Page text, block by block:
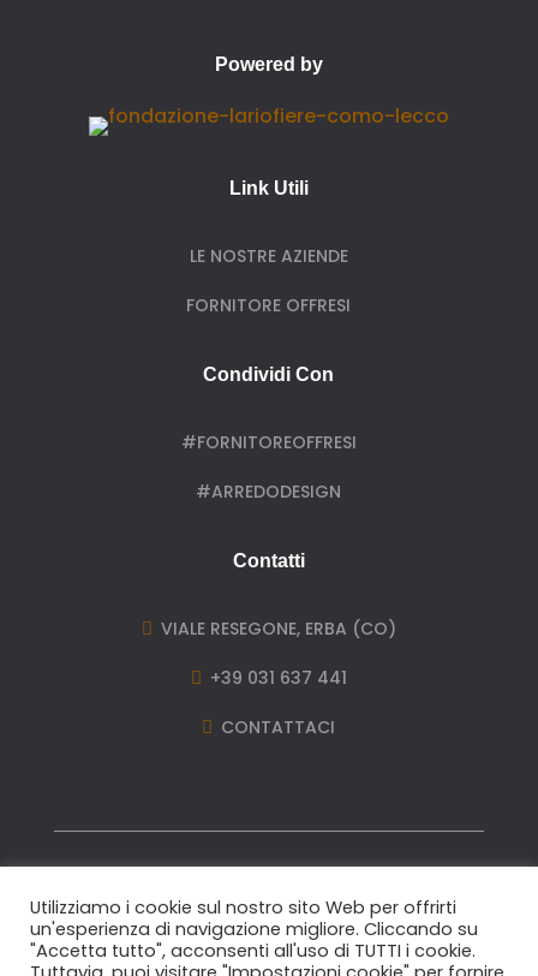
Powered by
Link Utili
LE NOSTRE AZIENDE
FORNITORE OFFRESI
Condividi Con
#FORNITOREOFFRESI
#ARREDODESIGN
Contatti
 VIALE RESEGONE, ERBA (CO)
 +39 031 637 441
 CONTATTACI
Utilizziamo i cookie sul nostro sito Web per offrirti
un'esperienza di navigazione migliore. Cliccando su
"Accetta tutto", acconsenti all'uso di TUTTI i cookie.